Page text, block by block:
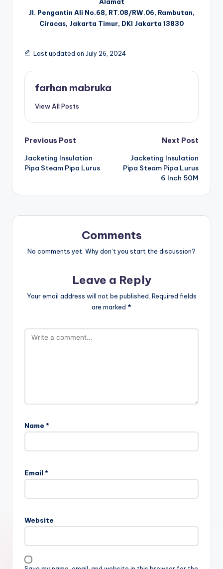
Alamat
Jl. Pengantin Ali No.68, RT.08/RW.06, Rambutan,
Ciracas, Jakarta Timur, DKI Jakarta 13830
Last updated on July 26, 2024
farhan mabruka
View All Posts
Post
navigation
Previous Post
Jacketing Insulation
Pipa Steam Pipa Lurus
Next Post
Jacketing Insulation
Pipa Steam Pipa Lurus
6 Inch 50M
Comments
No comments yet. Why don’t you start the discussion?
Leave a Reply
Your email address will not be published. Required fields
are marked *
Name *
Email *
Website